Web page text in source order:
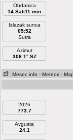
Obdanica
14 Sati11 min
Izlazak sunca
05:52
Sutra
Azimut
306.1° SZ
Mesec info - Meteori -
2026
773.7
Avgusta
24.1